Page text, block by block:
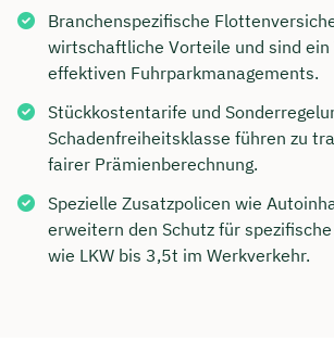
Branchenspezifische
wirtschaftliche Vorteile und sind ein
effektiven Fuhrparkmanagements.
Stückkostentarife und
Schadenfreiheitsklasse führen zu
fairer Prämienberechnung.
Spezielle Zusatzpolicen wie
erweitern den Schutz für
wie LKW bis 3,5t im Werkverkehr.